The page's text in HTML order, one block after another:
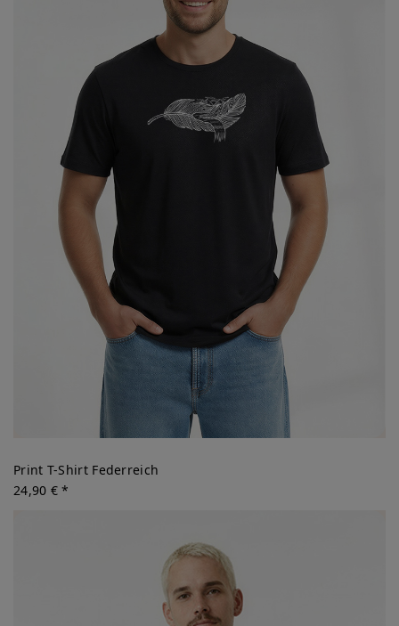
Print T-Shirt Federreich
24,90 € *